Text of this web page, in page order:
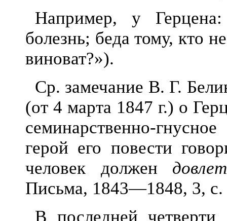
Например, у
болезнь; беда тому, кто
виноват?»).
Ср. замечание В. Г.
(от 4 марта 1847 г.) о
семинарственно-
герой его повести
человек должен
Письма, 1843—1848, 3, с.
В последней